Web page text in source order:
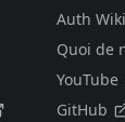
Auth Wiki
Quoi de
YouTube
GitHub